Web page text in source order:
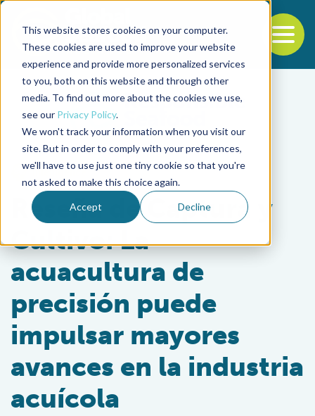
This website stores cookies on your computer.
These cookies are used to improve your website
experience and provide more personalized services
to you, both on this website and through other
media. To find out more about the cookies we use,
see our Privacy Policy.
We won't track your information when you visit our
site. But in order to comply with your preferences,
we'll have to use just one tiny cookie so that you're
not asked to make this choice again.
Accept Decline
Back to the start of the nav
Jump to the end of the navigation
Intelligence
Reseña de Captura y
Cultivo: La
acuacultura de
precisión puede
impulsar mayores
avances en la industria
acuícola